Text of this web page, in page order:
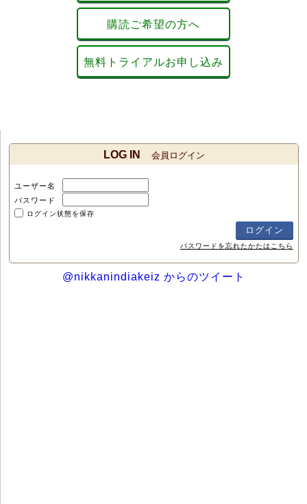
購読ご希望の方へ
無料トライアルお申し込み
LOG IN 会員ログイン
ユーザー名
パスワード
ログイン状態を保存
パスワードを忘れたかたはこちら
@nikkanindiakeiz からのツイート